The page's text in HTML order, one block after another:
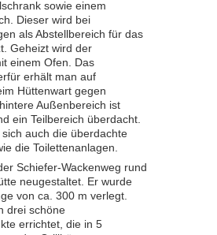
sowie einem
Dieser wird bei
als Abstellbereich für das
Geheizt wird der
einem Ofen. Das
erhält man auf
Hüttenwart gegen
Außenbereich ist
ein Teilbereich überdacht.
auch die überdachte
die Toilettenanlagen.
Schiefer-Wackenweg rund
neugestaltet. Er wurde
von ca. 300 m verlegt.
drei schöne
errichtet, die in 5